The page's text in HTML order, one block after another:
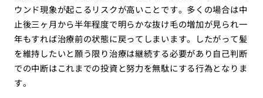
ウンド現象が起こるリスクが高いことです。多くの場合は中
止後三ヶ月から半年程度で明らかな抜け毛の増加が見られ一
年もすれば治療前の状態に戻ってしまいます。したがって髪
を維持したいと願う限り治療は継続する必要があり自己判断
での中断はこれまでの投資と努力を無駄にする行為となりま
す。